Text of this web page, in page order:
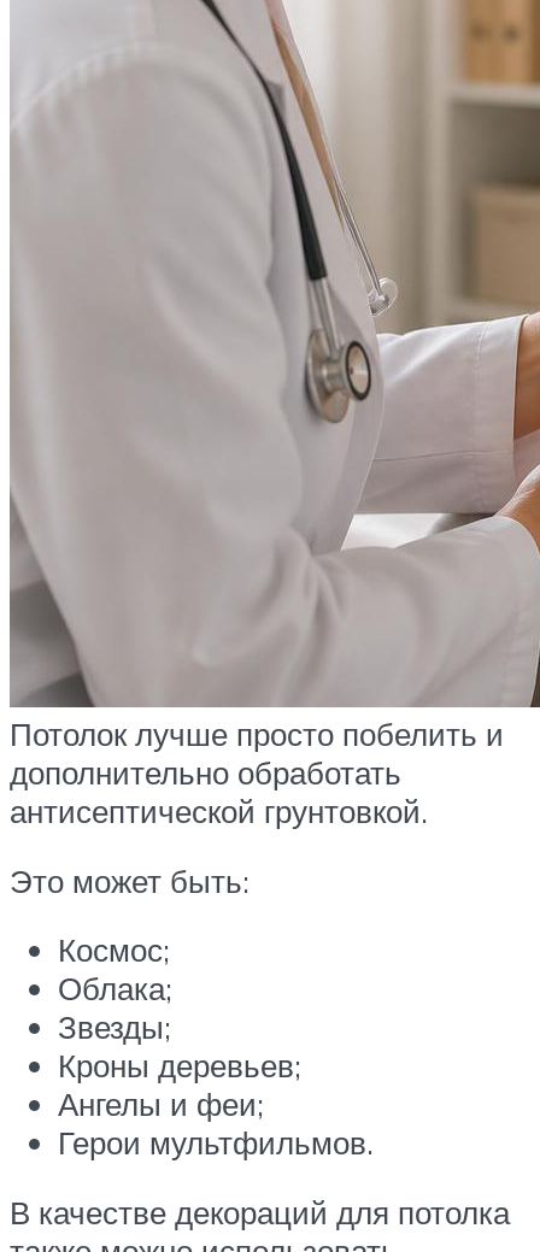
Потолок лучше просто побелить и
дополнительно обработать
антисептической грунтовкой.
Это может быть:
Космос;
Облака;
Звезды;
Кроны деревьев;
Ангелы и феи;
Герои мультфильмов.
В качестве декораций для потолка